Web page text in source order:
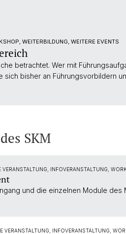
WEITERBILDUNG, WEITERE EVENTS
betrachtet. Wer mit
sich bisher an Führungsvorbildern
SKM
INFOVERANSTALTUNG,
und die einzelnen Module des
VERANSTALTUNG, INFOVERANSTALTUNG,